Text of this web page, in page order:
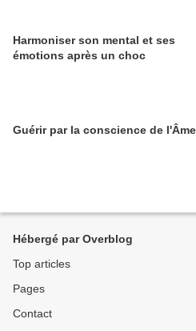
Harmoniser son mental et ses
émotions après un choc
Guérir par la conscience de l'Âme
Hébergé par Overblog
Top articles
Pages
Contact